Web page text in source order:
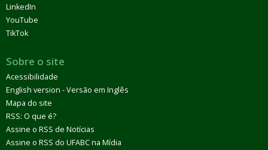
LinkedIn
YouTube
TikTok
Sobre o site
Acessibilidade
English version - Versão em Inglês
Mapa do site
RSS: O que é?
Assine o RSS de Notícias
Assine o RSS do UFABC na Mídia